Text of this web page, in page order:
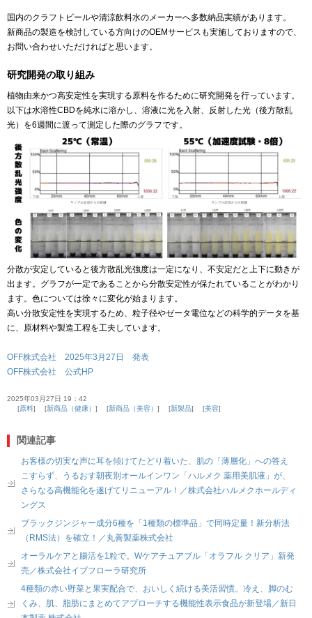
国内のクラフトビールや清涼飲料水のメーカーへ多数納品実績があります。
新商品の製造を検討している方向けのOEMサービスも実施しておりますので、
お問い合わせいただければと思います。
研究開発の取り組み
植物由来かつ高安定性を実現する原料を作るために研究開発を行っています。
以下は水溶性CBDを純水に溶かし、溶液に光を入射、反射した光（後方散乱
光）を6週間に渡って測定した際のグラフです。
分散が安定していると後方散乱光強度は一定になり、不安定だと上下に動きが
出ます。グラフが一定であることから分散安定性が保たれていることがわかり
ます。色については徐々に変化が始まります。
高い分散安定性を実現するため、粒子径やゼータ電位などの科学的データを基
に、原材料や製造工程を工夫しています。
OFF株式会社 2025年3月27日 発表
OFF株式会社 公式HP
2025年03月27日 19：42
原料
新商品（健康） 新商品（美容） 新製品 美容
関連記事
お客様の切実な声に耳を傾けてたどり着いた、肌の「薄層化」への答え
こすらず、うるおす朝夜別オールインワン「ハルメク 薬用美肌液」が、
さらなる高機能化を遂げてリニューアル！／株式会社ハルメクホールディ
ングス
ブラックジンジャー成分6種を「1種類の標準品」で同時定量！新分析法
（RMS法）を確立！／丸善製薬株式会社
オーラルケアと腸活を1粒で。Wケアチュアブル「オラフル クリア」新発
売／株式会社イブフローラ研究所
4種類の赤い野菜と果実配合で、おいしく続ける美活習慣。冷え、脚のむ
くみ、肌、脂肪にまとめてアプローチする機能性表示食品が新登場／新日